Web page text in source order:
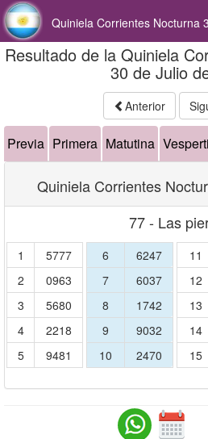
Quiniela Corrientes Nocturna
Resultado de la Quiniela
30 de Julio
Anterior
Previa Primera Matutina
Quiniela Corrientes
77 - Las
1
5777
2
0963
3
5680
4
2218
5
9481
6
6247
7
6037
8
1742
9
9032
10
2470
11
12
13
14
15